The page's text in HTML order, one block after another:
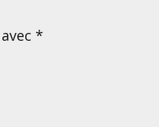
*